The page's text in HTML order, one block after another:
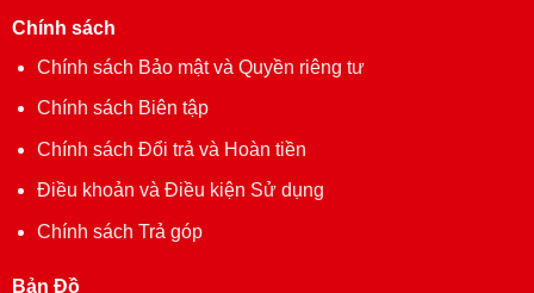
Chính sách
Chính sách Bảo mật và Quyền riêng tư
Chính sách Biên tập
Chính sách Đổi trả và Hoàn tiền
Điều khoản và Điều kiện Sử dụng
Chính sách Trả góp
Bản Đồ